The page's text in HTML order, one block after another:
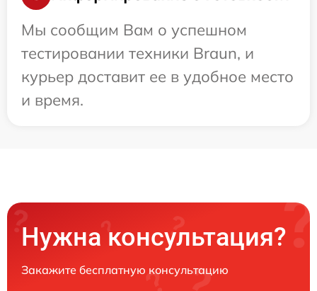
Мы сообщим Вам о успешном
тестировании техники Braun, и
курьер доставит ее в удобное место
и время.
Нужна консультация?
Закажите бесплатную консультацию